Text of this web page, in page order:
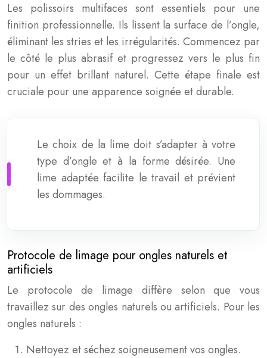
Les polissoirs multifaces sont essentiels pour une
finition professionnelle. Ils lissent la surface de l’ongle,
éliminant les stries et les irrégularités. Commencez par
le côté le plus abrasif et progressez vers le plus fin
pour un effet brillant naturel. Cette étape finale est
cruciale pour une apparence soignée et durable.
Le choix de la lime doit s’adapter à votre
type d’ongle et à la forme désirée. Une
lime adaptée facilite le travail et prévient
les dommages.
Protocole de limage pour ongles naturels et
artificiels
Le protocole de limage diffère selon que vous
travaillez sur des ongles naturels ou artificiels. Pour les
ongles naturels :
Nettoyez et séchez soigneusement vos ongles.